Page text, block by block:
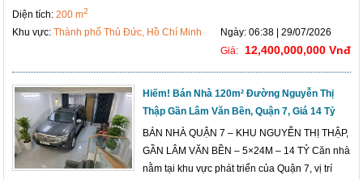
Diện tích:200 m2
Khu vực:Thành phố Thủ Đức, Hồ Chí Minh
Ngày: 06:38 | 29/07/2026
Giá:
12,400,000,000 Vnđ
Hiếm! Bán Nhà 120m² Đường Nguyễn Thị
Thập Gần Lâm Văn Bền, Quận 7, Giá 14 Tỷ
BÁN NHÀ QUẬN 7 – KHU NGUYỄN THỊ THẬP,
GẦN LÂM VĂN BỀN – 5×24M – 14 TỶ Căn nhà
nằm tại khu vực phát triển của Quận 7, vị trí